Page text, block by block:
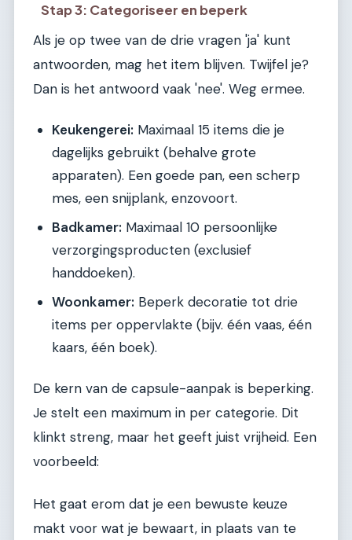
Stap 3: Categoriseer en beperk
Als je op twee van de drie vragen 'ja' kunt
antwoorden, mag het item blijven. Twijfel je?
Dan is het antwoord vaak 'nee'. Weg ermee.
Keukengerei: Maximaal 15 items die je
dagelijks gebruikt (behalve grote
apparaten). Een goede pan, een scherp
mes, een snijplank, enzovoort.
Badkamer: Maximaal 10 persoonlijke
verzorgingsproducten (exclusief
handdoeken).
Woonkamer: Beperk decoratie tot drie
items per oppervlakte (bijv. één vaas, één
kaars, één boek).
De kern van de capsule-aanpak is beperking.
Je stelt een maximum in per categorie. Dit
klinkt streng, maar het geeft juist vrijheid. Een
voorbeeld:
Het gaat erom dat je een bewuste keuze
makt voor wat je bewaart, in plaats van te